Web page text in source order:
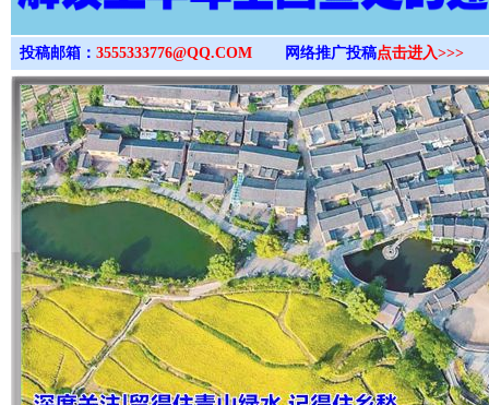
投稿邮箱： 3555333776@QQ.COM 网络推广投稿点击进入>>>